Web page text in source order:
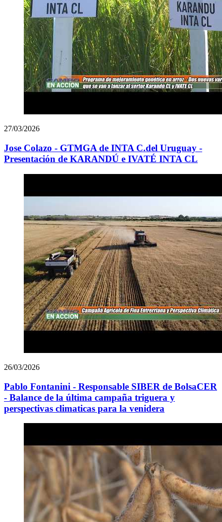
27/03/2026
Jose Colazo - GTMGA de INTA C.del Uruguay -
Presentación de KARANDÚ e IVATÉ INTA CL
26/03/2026
Pablo Fontanini - Responsable SIBER de BolsaCER
- Balance de la última campaña triguera y
perspectivas climaticas para la venidera